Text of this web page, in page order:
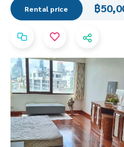
Rental price ฿